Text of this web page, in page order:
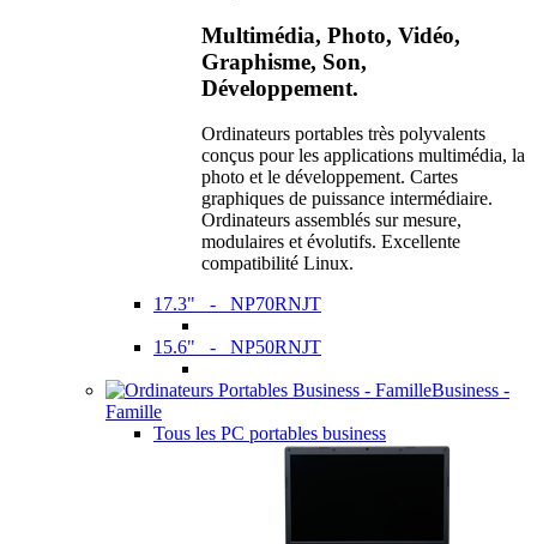
Multimédia, Photo, Vidéo,
Graphisme, Son,
Développement.
Ordinateurs portables très polyvalents
conçus pour les applications multimédia, la
photo et le développement. Cartes
graphiques de puissance intermédiaire.
Ordinateurs assemblés sur mesure,
modulaires et évolutifs. Excellente
compatibilité Linux.
17.3" - NP70RNJT
15.6" - NP50RNJT
Business -
Famille
Tous les PC portables business